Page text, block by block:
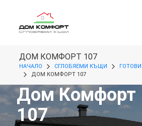
ДОМ КОМФОРТ 107
НАЧАЛО СГЛОБЯЕМИ КЪЩИ
ДОМ КОМФОРТ 107
Дом Комфорт
107